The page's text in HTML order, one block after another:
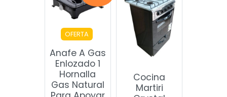
OFERTA
Anafe A Gas
Enlozado 1
Hornalla
Gas Natural
Cocina
Martiri